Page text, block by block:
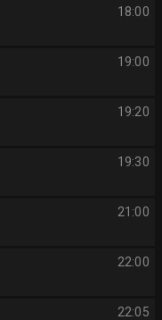
18:00
19:00
19:20
19:30
21:00
22:00
22:05